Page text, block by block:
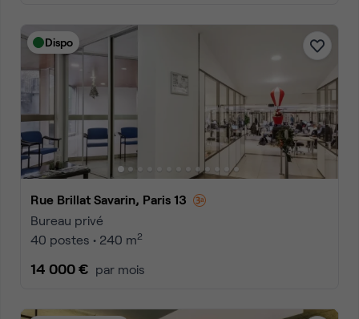
Dispo
Rue Brillat Savarin, Paris 13
Bureau privé
40 postes • 240 m2
14 000 € par mois